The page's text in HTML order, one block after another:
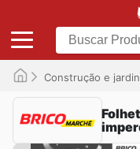
Construção e